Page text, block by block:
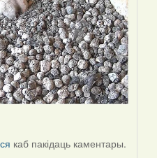
каб пакідаць каментары.